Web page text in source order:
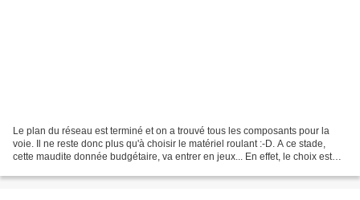
Le plan du réseau est terminé et on a trouvé tous les composants pour la
voie. Il ne reste donc plus qu'à choisir le matériel roulant :-D. A ce stade,
cette maudite donnée budgétaire, va entrer en jeux... En effet, le choix est